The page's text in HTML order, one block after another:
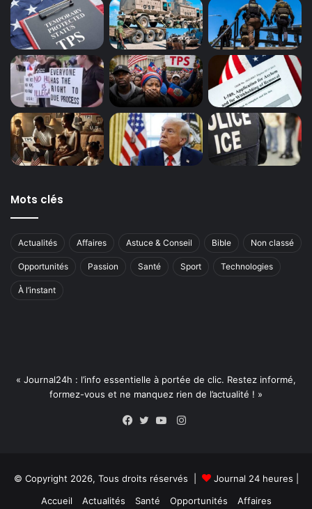
Mots clés
Actualités Affaires Astuce & Conseil Bible Non classé
Opportunités Passion Santé Sport Technologies
À l’instant
« Journal24h : l’info essentielle à portée de clic. Restez informé,
formez-vous et ne manquez rien de l’actualité ! »
Instagram
© Copyright 2026, Tous droits réservés | Journal 24 heures
Accueil
Actualités Santé Opportunités Affaires